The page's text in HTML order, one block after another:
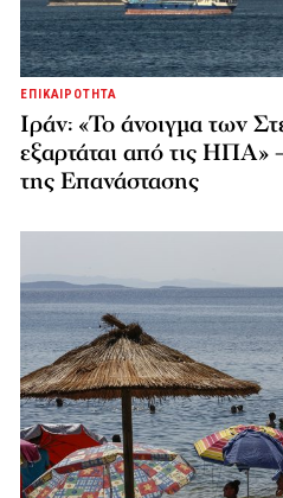
ΕΠΙΚΑΙΡΟΤΗΤΑ
Ιράν: «Το άνοιγμα των
εξαρτάται από τις ΗΠΑ»
της Επανάστασης